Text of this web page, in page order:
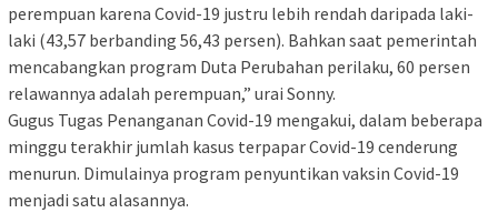
perempuan karena Covid-19 justru lebih rendah daripada laki-
laki (43,57 berbanding 56,43 persen). Bahkan saat pemerintah
mencabangkan program Duta Perubahan perilaku, 60 persen
relawannya adalah perempuan,” urai Sonny.
Gugus Tugas Penanganan Covid-19 mengakui, dalam beberapa
minggu terakhir jumlah kasus terpapar Covid-19 cenderung
menurun. Dimulainya program penyuntikan vaksin Covid-19
menjadi satu alasannya.